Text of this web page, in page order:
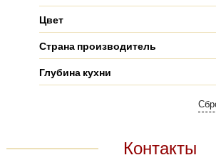
Цвет
Страна производитель
Глубина кухни
Контакты